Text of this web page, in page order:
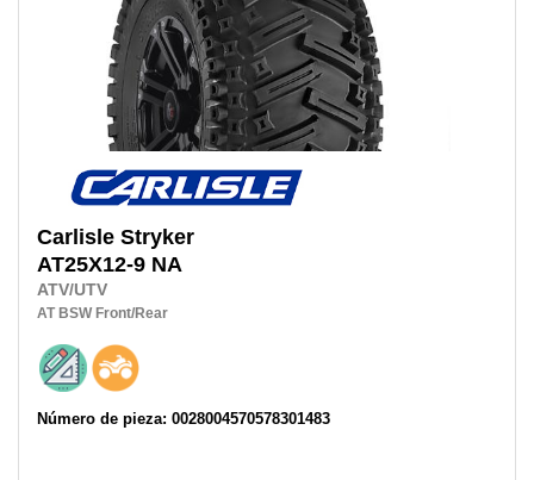
Carlisle Stryker
AT25X12-9 NA
ATV/UTV
AT BSW Front/Rear
Número de pieza: 0028004570578301483